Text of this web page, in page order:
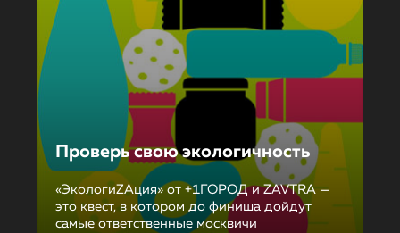
Проверь свою экологичность
«ЭкологиZAция» от +1ГОРОД и ZAVTRA —
это квест, в котором до финиша дойдут
самые ответственные москвичи